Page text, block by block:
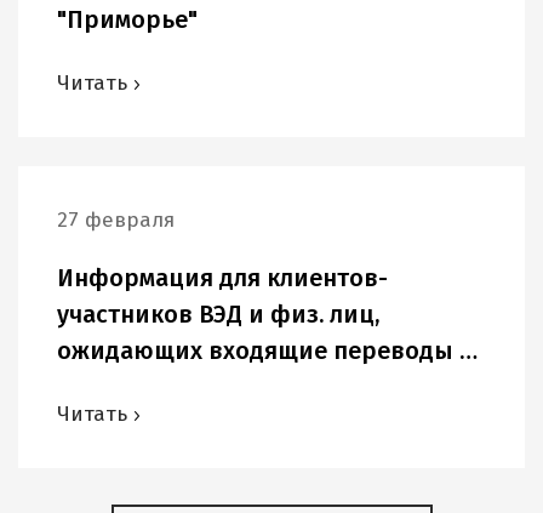
"Приморье"
Читать
27 февраля
Информация для клиентов-
участников ВЭД и физ. лиц,
ожидающих входящие переводы в
Читать